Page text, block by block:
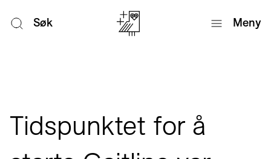
Søk Meny
Tidspunktet for å